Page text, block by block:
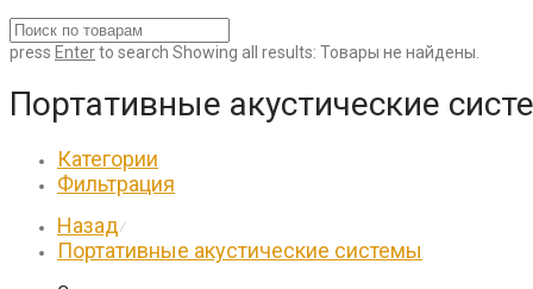
press Enterto search Showing all results: Товары не найдены.
Портативные акустические
Категории
Фильтрация
Назад⁄
Портативные акустические системы